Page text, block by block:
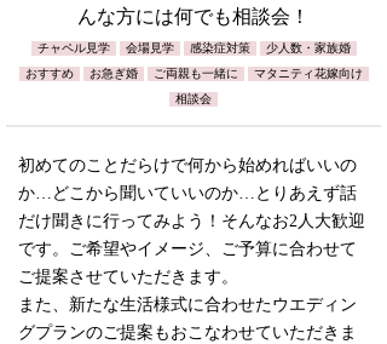
んな方には何でも相談会！
チャペル見学 会場見学 感染症対策
少人数・家族婚
おすすめ
お急ぎ婚 ご両親も一緒に
マタニティ花嫁向け
相談会
初めてのことだらけで何から始めればいいの
か…どこから聞いていいのか…とりあえず話
だけ聞きに行ってみよう！そんなお2人大歓迎
です。ご希望やイメージ、ご予算に合わせて
ご提案させていただきます。
また、新たな生活様式に合わせたウエディン
グプランのご提案もおこなわせていただきま